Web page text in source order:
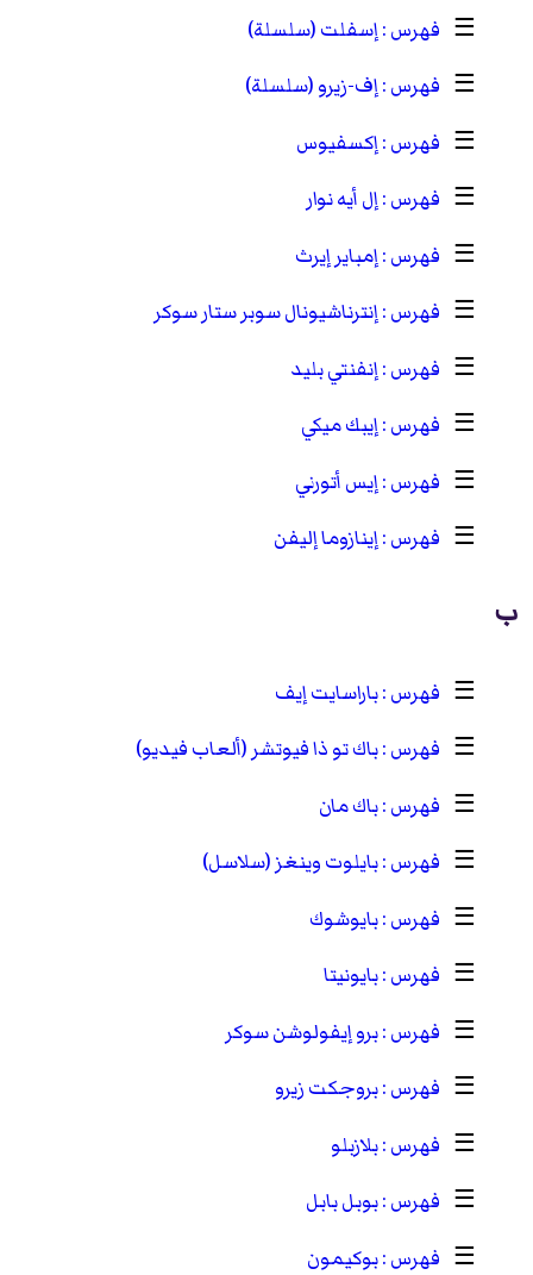
☰
إسفلت (سلسلة)
☰
إف-زيرو (سلسلة)
☰
إكسفيوس
☰
إل أيه نوار
☰
إمباير إيرث
☰
إنترناشيونال سوبر ستار سوكر
☰
إنفنتي بليد
☰
إيبك ميكي
☰
إيس أتورني
☰
إينازوما إليفن
ب
☰
باراسايت إيف
☰
باك تو ذا فيوتشر (ألعاب فيديو)
☰
باك مان
☰
بايلوت وينغز (سلاسل)
☰
بايوشوك
☰
بايونيتا
☰
برو إيفولوشن سوكر
☰
بروجكت زيرو
☰
بلازبلو
☰
بوبل بابل
☰
بوكيمون